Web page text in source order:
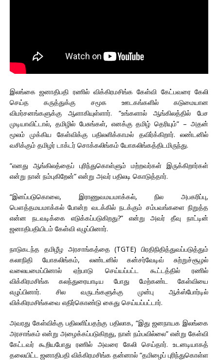
இலங்கை ஜனாதிபதி ரணில் விக்கிரமசிங்க கேள்வி கேட்பவரை கேலி
செய்த கருத்துக்கு சமூக ஊடகங்களில் கடுமையான
விமர்சனங்களுக்கு ஆளாகியுள்ளார். “உங்களால் ஆங்கிலத்தில் பேச
முடியாவிட்டால், தமிழில் பேசுங்கள், எனக்கு தமிழ் தெரியும்” – அதன்
மூலம் முக்கிய கேள்விக்கு பதிலளிக்காமல் தவிர்க்கிறார். லண்டனில்
வசிக்கும் தமிழர் டாக்டர் சொக்கலிங்கம் யோகலிங்கத்திடமிருந்து.
“எனது ஆங்கிலத்தைப் புரிந்துகொள்ளும் மற்றவர்கள் இருக்கிறார்கள்
என்று நான் நம்புகிறேன்” என்று அவர் பதிலடி கொடுத்தார்.
“இனப்படுகொலை, இராணுவமயமாக்கல், நில அபகரிப்பு,
பௌத்தமயமாக்கல் போன்ற வடக்கில் நடக்கும் சம்பவங்களை நிறுத்த
என்ன நடவடிக்கை எடுக்கப்படுகிறது?” என்று அவர் தீவு நாட்டின்
ஜனாதிபதியிடம் கேள்வி எழுப்பினார்.
நாடுகடந்த தமிழீழ அரசாங்கத்தை (TGTE) பிரதிநிதித்துவப்படுத்தும்
கலாநிதி யோகலிங்கம், லண்டனில் கன்சர்வேடிவ் சுற்றுச்சூழல்
வலையமைப்பினால் ஏற்பாடு செய்யப்பட்ட கூட்டத்தில் ரணில்
விக்கிரமசிங்க கலந்துரையாடிய போது மேற்கண்ட கேள்வியை
எழுப்பினார். சில வருடங்களுக்கு முன்பு ஆக்ஸ்போர்டில்
விக்கிரமசிங்கவை எதிர்கொண்டு கைது செய்யப்பட்டார்.
அவரது கேள்விக்கு பதிலளிப்பதற்கு பதிலாக, “இது ஜனநாயக இலங்கை
அரசாங்கம் என்று அழைக்கப்படுகிறது, நான் நம்பவில்லை” என்று கேள்வி
கேட்டவர் கூறியபோது ரணில் அவரை கேலி செய்தார். உடனடியாகத்
தலையிட்ட ஜனாதிபதி விக்கிரமசிங்க தன்னால் “தமிழைப் புரிந்துகொள்ள